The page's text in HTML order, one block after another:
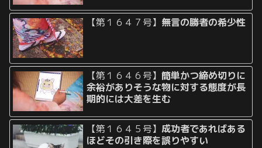
【第１６４７号】 無言の勝者の希少性
【第１６４６号】簡単かつ締め切りに
余裕がありそうな物に対する態度が長
期的には大差を生む
【第１６４５号】成功者であればある
ほどその引き際を誤りやすい